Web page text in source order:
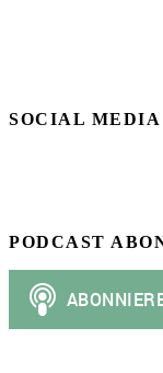
SOCIAL MEDIA
PODCAST